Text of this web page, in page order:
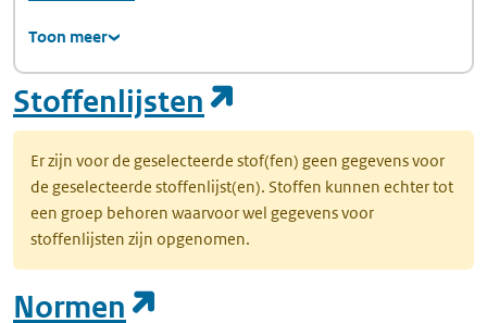
Toon meer
Stoffenlijsten
Er zijn voor de geselecteerde stof(fen) geen gegevens voor
de geselecteerde stoffenlijst(en). Stoffen kunnen echter tot
een groep behoren waarvoor wel gegevens voor
stoffenlijsten zijn opgenomen.
Normen